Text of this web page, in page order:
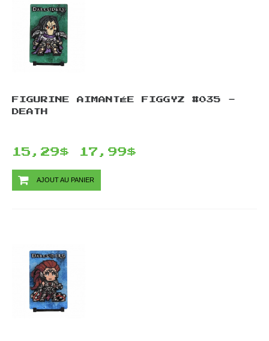
FIGURINE AIMANTÉE FIGGYZ #035 -
DEATH
15,29$ 17,99$
AJOUT AU PANIER